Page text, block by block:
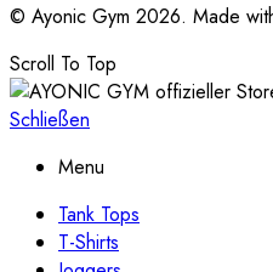
© Ayonic Gym 2026. Made
Scroll To Top
Schließen
Menu
Tank Tops
T-Shirts